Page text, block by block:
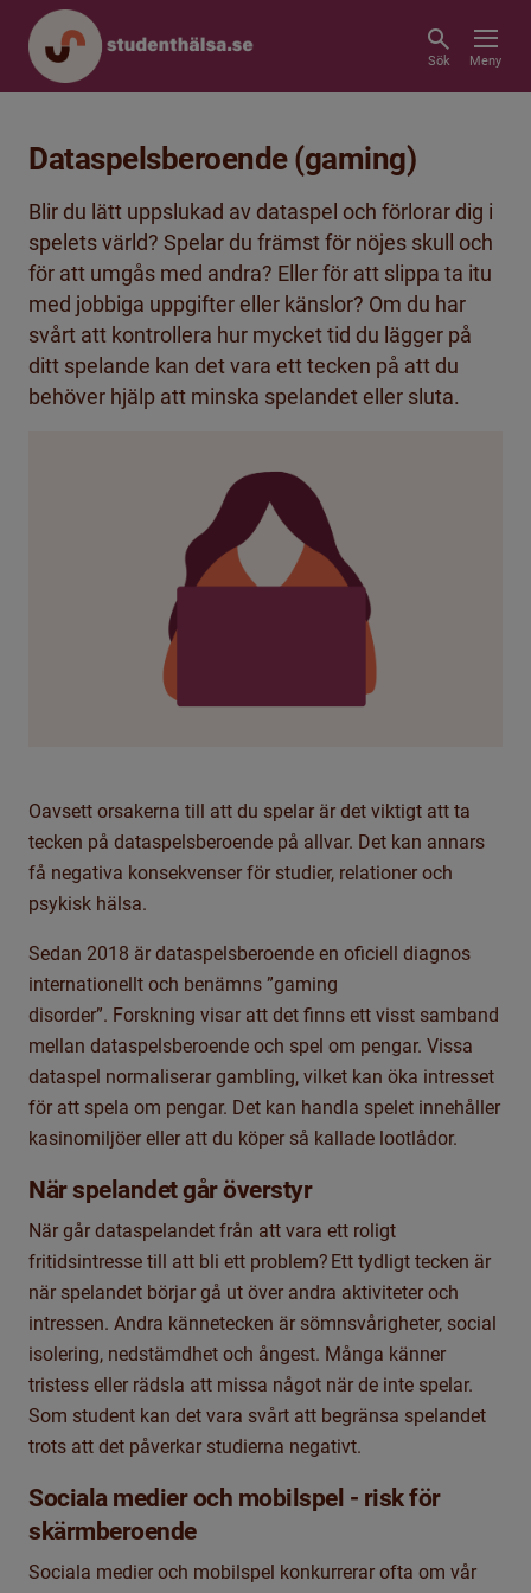
Sök Meny
Dataspelsberoende (gaming)
Blir du lätt uppslukad av dataspel och förlorar dig i
spelets värld? Spelar du främst för nöjes skull och
för att umgås med andra? Eller för att slippa ta itu
med jobbiga uppgifter eller känslor? Om du har
svårt att kontrollera hur mycket tid du lägger på
ditt spelande kan det vara ett tecken på att du
behöver hjälp att minska spelandet eller sluta.
Oavsett orsakerna till att du spelar är det viktigt att ta
tecken på dataspelsberoende på allvar. Det kan annars
få negativa konsekvenser för studier, relationer och
psykisk hälsa.
Sedan 2018 är dataspelsberoende en oficiell diagnos
internationellt och benämns ”gaming
disorder”. Forskning visar att det finns ett visst samband
mellan dataspelsberoende och spel om pengar. Vissa
dataspel normaliserar gambling, vilket kan öka intresset
för att spela om pengar. Det kan handla spelet innehåller
kasinomiljöer eller att du köper så kallade lootlådor.
När spelandet går överstyr
När går dataspelandet från att vara ett roligt
fritidsintresse till att bli ett problem? Ett tydligt tecken är
när spelandet börjar gå ut över andra aktiviteter och
intressen. Andra kännetecken är sömnsvårigheter, social
isolering, nedstämdhet och ångest. Många känner
tristess eller rädsla att missa något när de inte spelar.
Som student kan det vara svårt att begränsa spelandet
trots att det påverkar studierna negativt.
Sociala medier och mobilspel - risk för
skärmberoende
Sociala medier och mobilspel konkurrerar ofta om vår